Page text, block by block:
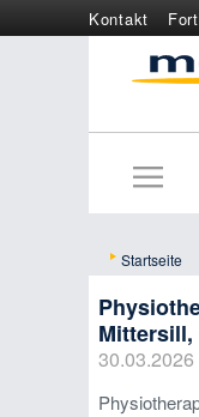
Kontakt
Online
Startseite
Mittersill,
30.03.2026